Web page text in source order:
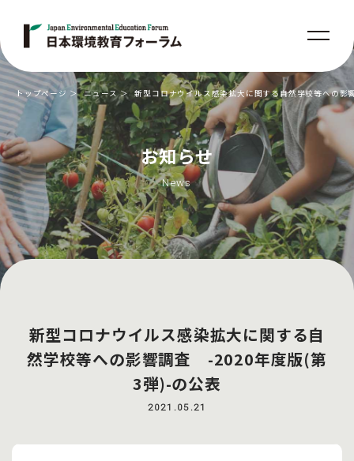
お知らせ
News
トップページ ニュース 新型コロナウイルス感染拡大に関する自然学校等への
新型コロナウイルス感染拡大に関する自
然学校等への影響調査 -2020年度版(第
3弾)-の公表
2021.05.21